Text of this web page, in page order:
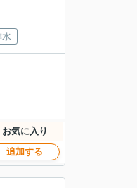
お気に入り
追加する